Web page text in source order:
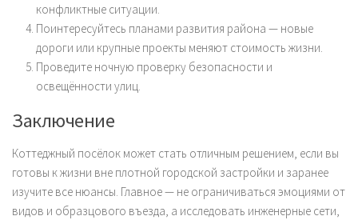
конфликтные ситуации.
Поинтересуйтесь планами развития района — новые
дороги или крупные проекты меняют стоимость жизни.
Проведите ночную проверку безопасности и
освещённости улиц.
Заключение
Коттеджный посёлок может стать отличным решением, если вы
готовы к жизни вне плотной городской застройки и заранее
изучите все нюансы. Главное — не ограничиваться эмоциями от
видов и образцового въезда, а исследовать инженерные сети,